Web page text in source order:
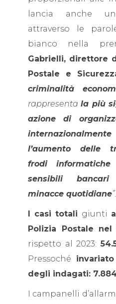
lancia anche
attraverso le
bianco nella
Gabrielli, direttore
Postale e
criminalità
rappresentala più
azione di
l’aumento delle
frodi
sensibili
minacce quotidiane”.
I casi totali giunti
Polizia Postale nel
rispetto al 2023:
Pressoché invariato
degli indagati:
I campanelli